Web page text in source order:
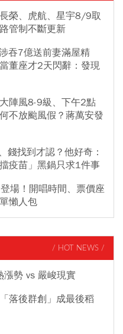
榮、虎航、星宇8/9取
管制不斷更新
吞7億送前妻滿屋精
董座才2天閃辭：發現
陣風8-9級、下午2點
不放颱風假？蔣萬安發
錢找到才認？他好奇：
疫苗」黑鍋只求1件事
場！開唱時間、票價座
懶人包
/ HOT NEWS /
勢 vs 嚴峻現實
落後群創」成最後稻